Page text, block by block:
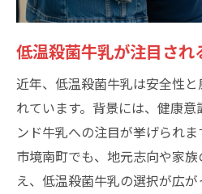
低温殺菌牛乳が注目され
近年、低温殺菌牛乳は安全性
れています。背景には、健康
ンド牛乳への注目が挙げられ
市境南町でも、地元志向や家
え、低温殺菌牛乳の選択が広